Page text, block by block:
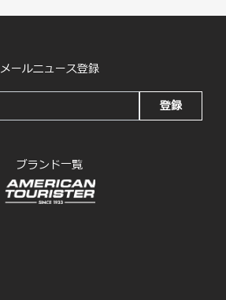
メールニュース登録
登録
ブランド一覧